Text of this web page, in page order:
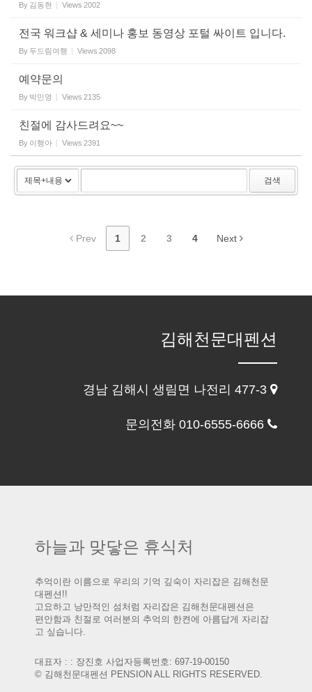
By 김동현 Views 2002
전국 워크샵 & 세미나 홍보 동영상 포털 싸이트 입니다.
By 두드림여행 Views 2098
예약문의
By 박민영 Views 2135
친절에 감사드려요~~
By 이행아 Views 2391
검색
Prev 1 2 3 4 Next
김해천문대펜션
경남 김해시 생림면 나전리 477-3
문의전화 010-6555-6666
하늘과 맞닿은 휴식처
추억이란 이름으로 우리의 기억 깊숙이 자리잡은 김해천문
대펜션!!
고요하고 낭만적인 섬처럼 자리잡은 김해천문대펜션은
편안함과 친절로 여러분의 추억의 한켠에 아름답게 자리잡
고 싶습니다.
대표자 : : 장진호 사업자등록번호: 697-19-00150
© 김해천문대펜션 PENSION ALL RIGHTS RESERVED.